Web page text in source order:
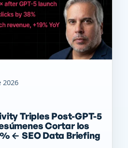
2026
Triples Post-GPT-5
Cortar los
← SEO Data Briefing